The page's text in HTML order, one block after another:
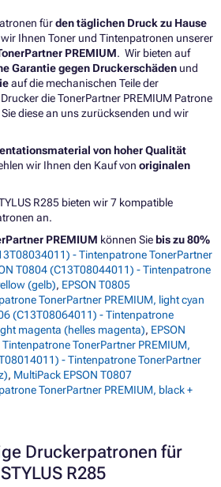
fürden täglichen Druck zu Hause
Ihnen Toner und Tintenpatronen unserer
PREMIUM. Wir bieten auf
Garantie gegen Druckerschäden und
auf die mechanischen Teile der
die TonerPartner PREMIUM Patrone
diese an uns zurücksenden und wir
von hoher Qualität
wir Ihnen den Kauf von originalen
R285 bieten wir 7 kompatible
an.
PREMIUM können Sie bis zu 80%
- Tintenpatrone TonerPartner
T0804 (C13T08044011) - Tintenpatrone
(gelb), EPSON T0805
TonerPartner PREMIUM, light cyan
(C13T08064011) - Tintenpatrone
magenta (helles magenta), EPSON
TonerPartner PREMIUM,
- Tintenpatrone TonerPartner
, MultiPack EPSON T0807
TonerPartner PREMIUM, black +
Druckerpatronen für
R285